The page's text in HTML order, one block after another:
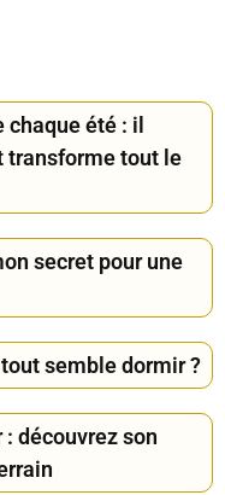
été : il
transforme tout le
secret pour une
semble dormir ?
: découvrez son